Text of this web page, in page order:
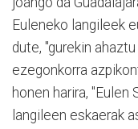
Euleneko langileek
dute, "gurekin
ezegonkorra
honen harira, "Eulen
langileen eskaerak